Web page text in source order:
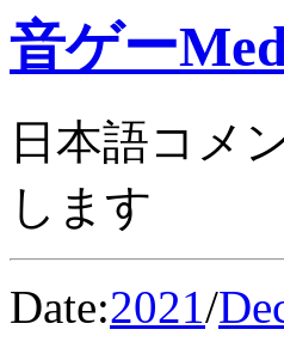
音ゲー
日本語コメ
します
Date:2021/